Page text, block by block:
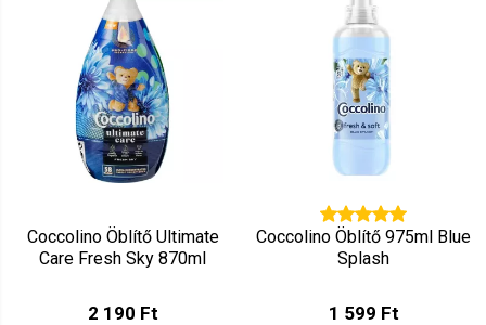
Coccolino Öblítő Ultimate
Care Fresh Sky 870ml
2 190 Ft
Coccolino Öblítő 975ml Blue
Splash
1 599 Ft